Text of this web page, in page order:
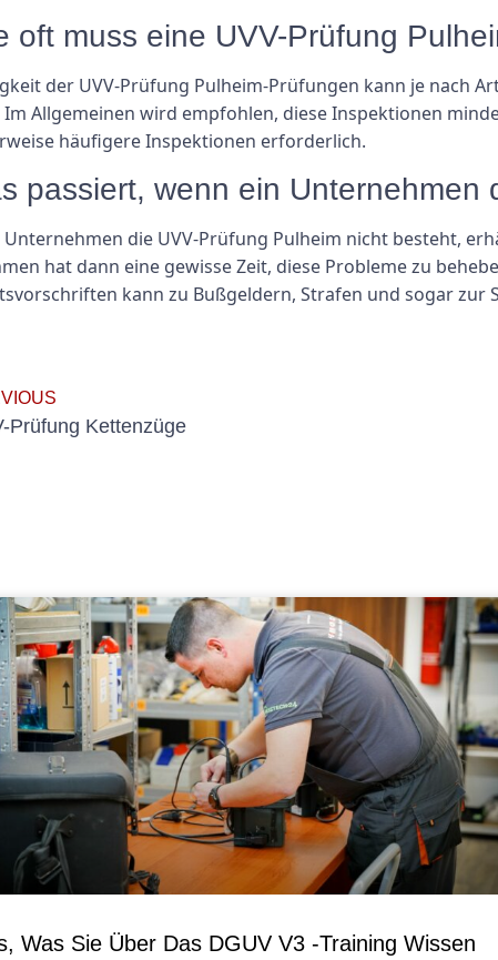
oft muss eine UVV-Prüfung
der UVV-Prüfung Pulheim-Prüfungen kann je nach
Allgemeinen wird empfohlen, diese Inspektionen
häufigere Inspektionen erforderlich.
passiert, wenn ein
Unternehmen die UVV-Prüfung Pulheim nicht besteht,
hat dann eine gewisse Zeit, diese Probleme zu
kann zu Bußgeldern, Strafen und sogar zur
Prüfung Kettenzüge
Was Sie Über Das DGUV V3 -Training Wissen